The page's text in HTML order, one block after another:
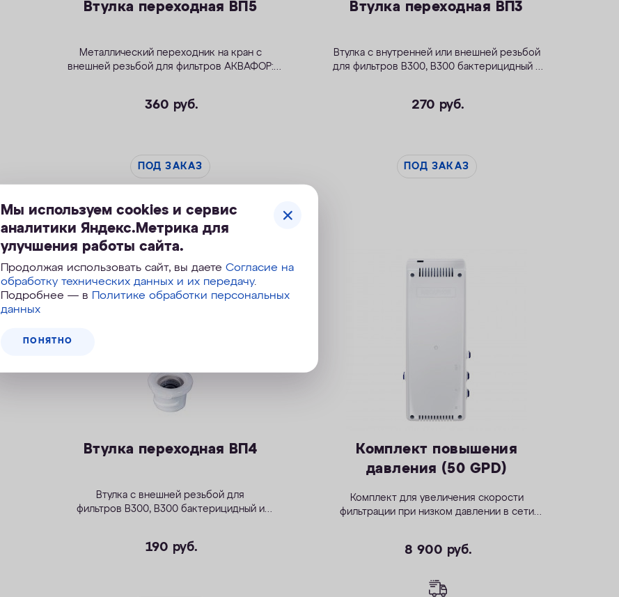
Втулка переходная ВП5
Металлический переходник на кран с
внешней резьбой для фильтров АКВАФОР:
360 руб.
ПОД ЗАКАЗ
Втулка переходная ВП3
Втулка с внутренней или внешней резьбой
для фильтров В300, В300 бактерицидныйи
270 руб.
ПОД ЗАКАЗ
Втулка переходная ВП4
Втулка с внешней резьбой для
фильтров В300, В300 бактерицидныйи
190 руб.
Комплект повышения
давления (50 GPD)
Комплект для увеличения скорости
фильтрации при низком давлении в сети
8 900 руб.
Мы используем cookies и сервис
аналитики Яндекс.Метрика для
улучшения работы сайта.
Продолжая использовать сайт, вы даете Согласие на
обработку технических данных и их передачу.
Подробнее — в Политике обработки персональных
данных
ПОНЯТНО